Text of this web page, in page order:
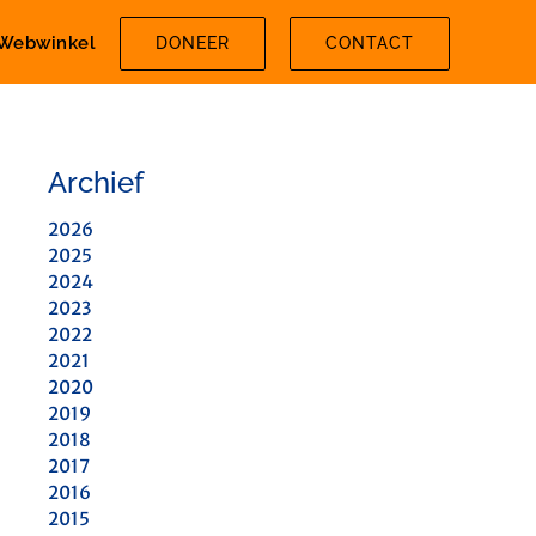
DONEER CONTACT
Archief
2026
2025
2024
2023
2022
2021
2020
2019
2018
2017
2016
2015